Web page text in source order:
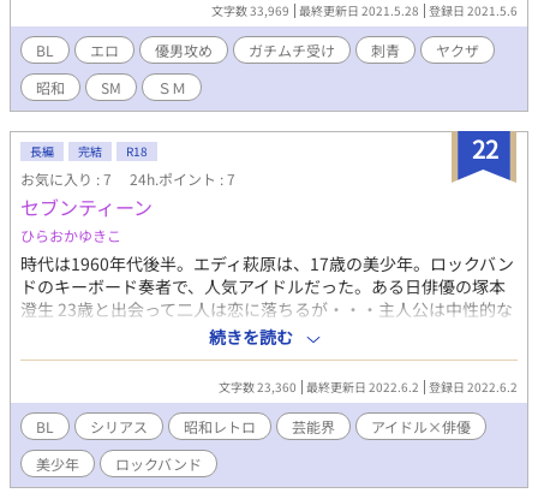
文字数 33,969 最終更新日 2021.5.28 登録日 2021.5.6
BL エロ 優男攻め ガチムチ受け 刺青
ヤクザ
昭和
SM ＳＭ
22
長編 完結 R18
お気に入り : 7 24h.ポイント : 7
セブンティーン
ひらおかゆきこ
時代は1960年代後半。エディ萩原は、17歳の美少年。ロックバン
ドのキーボード奏者で、人気アイドルだった。ある日俳優の塚本
澄生 23歳と出会って二人は恋に落ちるが・・・主人公は中性的な
美少年。昭和の芸能界が舞台のシリアスなラブストーリーです。
芸能人同士 R18は控えめです。 ※この小説の続編「夜のレクイ
エム」も投稿しています。 ※エディ萩原と、作曲家水島滋之との
別のお話「特別なレッスン」、エディが中学生の時の初恋「はじ
めてのライブ」もお楽しみ下さい。 ※ムーンライトノベルズ
様、エブリスタ様にも投稿しています。
続きを読む
文字数 23,360 最終更新日 2022.6.2 登録日 2022.6.2
BL シリアス 昭和レトロ 芸能界
アイドル×俳優
美少年
ロックバンド